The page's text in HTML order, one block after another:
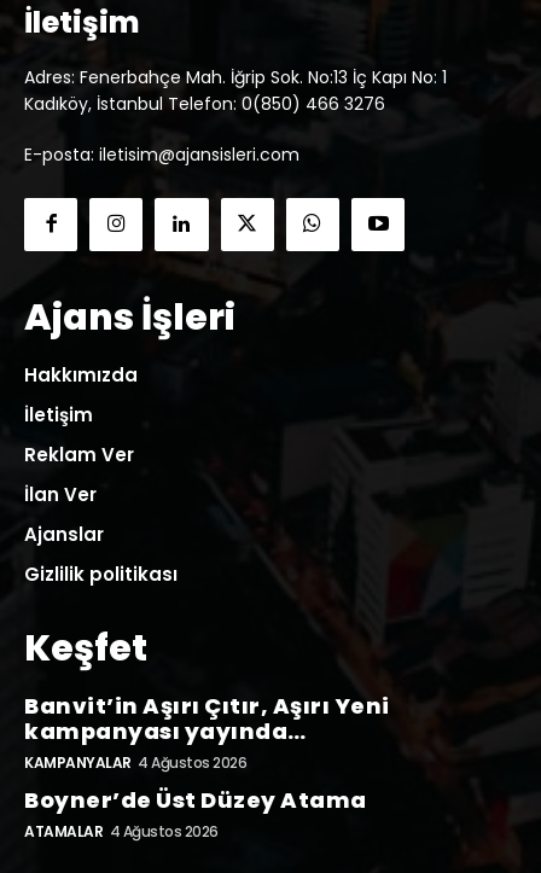
İletişim
Adres: Fenerbahçe Mah. İğrip Sok. No:13 İç Kapı No: 1
Kadıköy, İstanbul Telefon: 0(850) 466 3276
E-posta: iletisim@ajansisleri.com
Ajans İşleri
Hakkımızda
İletişim
Reklam Ver
İlan Ver
Ajanslar
Gizlilik politikası
Keşfet
Banvit’in Aşırı Çıtır, Aşırı Yeni
kampanyası yayında…
KAMPANYALAR 4 Ağustos 2026
Boyner’de Üst Düzey Atama
ATAMALAR 4 Ağustos 2026